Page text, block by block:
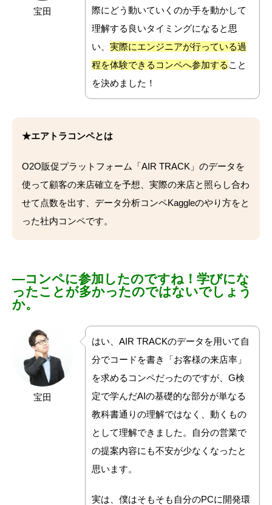
宝田
際にどう動いていくのか手を動かして
理解する良いタイミングになると思
い、 実際にエンジニアが行っている過
程を体験できるコンペへ参加する こと
を決めました！
★エアトラコンペとは
O2O販促プラットフォーム「AIR TRACK」のデータを
使って顧客の来店確立を予想、実際の来店と照らし合わ
せて点数を出す、データ分析コンペKaggleのやり方をと
った社内コンペです。
―コンペに参加したのですね！ 学びにな
ったことが多かったのではないでしょう
か。
宝田
はい、 AIR TRACKのデータを用いて自
分でコードを書き「お客様の来店率」
を求めるコンペだったのですが、 G検
定で学んだAIの基礎的な部分が単なる
教科書通りの理解ではなく、動くもの
として理解できました。自分の営業で
の提案内容にも不安が少なくなったと
思います。
実は、僕はそもそも自分のPCに開発環